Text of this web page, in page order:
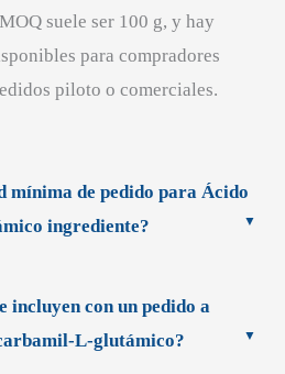
suele ser 100 g, y hay
para compradores
piloto o comerciales.
mínima de pedido para Ácido
ingrediente?
incluyen con un pedido a
L-glutámico?